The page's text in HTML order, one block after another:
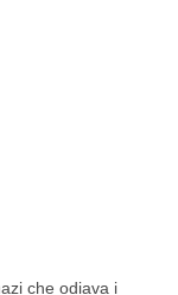
che odiava i